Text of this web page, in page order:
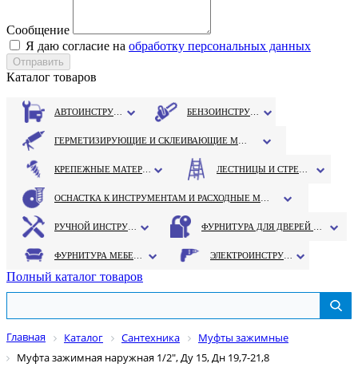
Сообщение
Я даю согласие на обработку персональных данных
Каталог товаров
Полный каталог товаров
Главная Каталог Сантехника
Муфты зажимные
Муфта зажимная наружная 1/2", Ду 15, Дн 19,7-21,8